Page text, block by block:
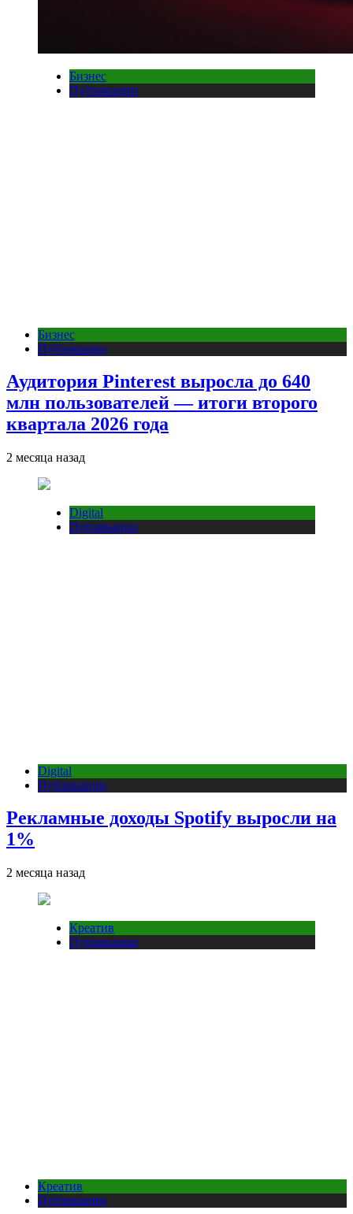
Бизнес
Публикации
Бизнес
Публикации
Аудитория Pinterest выросла до 640
млн пользователей — итоги второго
квартала 2026 года
2 месяца назад
Digital
Публикации
Digital
Публикации
Рекламные доходы Spotify выросли на
1%
2 месяца назад
Креатив
Публикации
Креатив
Публикации